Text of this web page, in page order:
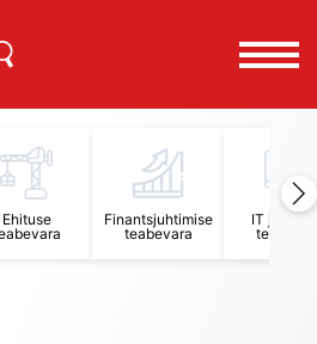
Ehituse
Finantsjuhtimise
teabevara
IT